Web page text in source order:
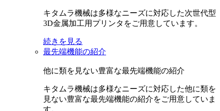
キタムラ機械は多様なニーズに対応した次世代型
3D金属加工用プリンタをご用意しています。
続きを見る
最先端機能の紹介
他に類を見ない豊富な最先端機能の紹介
キタムラ機械は多様なニーズに対応した他に類を
見ない豊富な最先端機能の紹介をご用意していま
す。